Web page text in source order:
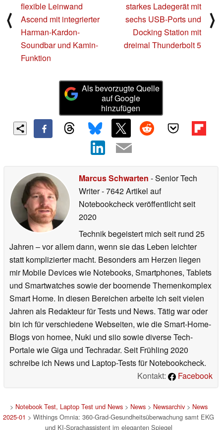
⟨
flexible Leinwand
Ascend mit integrierter
Harman-Kardon-
Soundbar und Kamin-
Funktion
starkes Ladegerät mit
sechs USB-Ports und
Docking Station mit
dreimal Thunderbolt 5
⟩
Als bevorzugte Quelle
auf Google
hinzufügen
Marcus Schwarten - Senior Tech
Writer- 7642 Artikel auf
Notebookcheck veröffentlichtseit
2020
Technik begeistert mich seit rund 25
Jahren – vor allem dann, wenn sie das Leben leichter
statt komplizierter macht. Besonders am Herzen liegen
mir Mobile Devices wie Notebooks, Smartphones, Tablets
und Smartwatches sowie der boomende Themenkomplex
Smart Home. In diesen Bereichen arbeite ich seit vielen
Jahren als Redakteur für Tests und News. Tätig war oder
bin ich für verschiedene Webseiten, wie die Smart-Home-
Blogs von homee, Nuki und siio sowie diverse Tech-
Portale wie Giga und Techradar. Seit Frühling 2020
schreibe ich News und Laptop-Tests für Notebookcheck.
Kontakt:
Facebook
> Notebook Test, Laptop Test und News> News> Newsarchiv> News
2025-01 > Withings Omnia: 360-Grad-Gesundheitsüberwachung samt EKG
und KI-Sprachassistent im eleganten Spiegel